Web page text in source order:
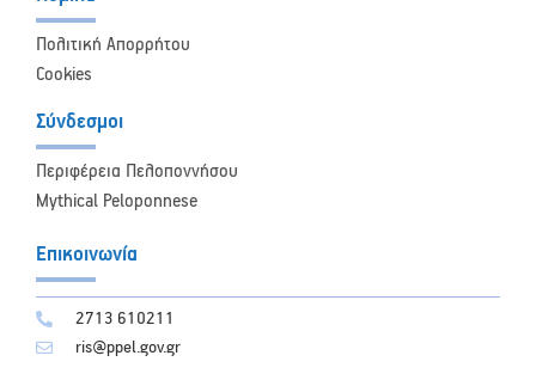
Πολιτική Απορρήτου
Cookies
Σύνδεσμοι
Περιφέρεια Πελοποννήσου
Mythical Peloponnese
Επικοινωνία
2713 610211
ris@ppel.gov.gr